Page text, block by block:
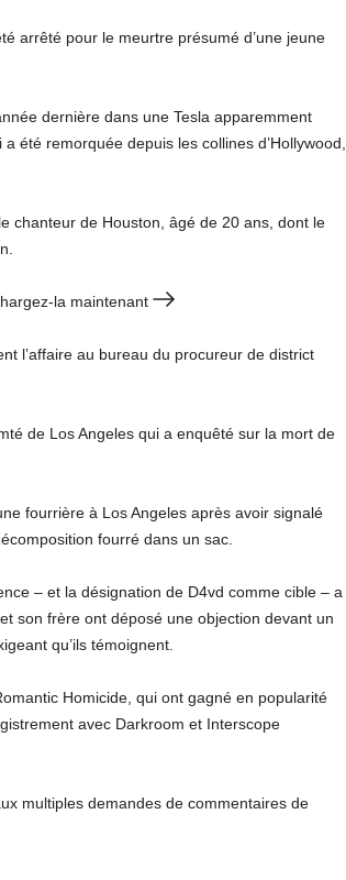
arrêté pour le meurtre présumé d’une jeune
dernière dans une Tesla apparemment
été remorquée depuis les collines d’Hollywood,
chanteur de Houston, âgé de 20 ans, dont le
la maintenant
l’affaire au bureau du procureur de district
de Los Angeles qui a enquêté sur la mort de
fourrière à Los Angeles après avoir signalé
fourré dans un sac.
– et la désignation de D4vd comme cible – a
son frère ont déposé une objection devant un
qu’ils témoignent.
Homicide, qui ont gagné en popularité
avec Darkroom et Interscope
multiples demandes de commentaires de